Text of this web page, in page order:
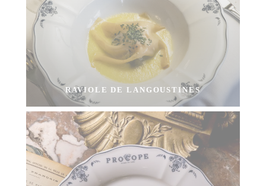
RAVIOLE DE LANGOUSTINES